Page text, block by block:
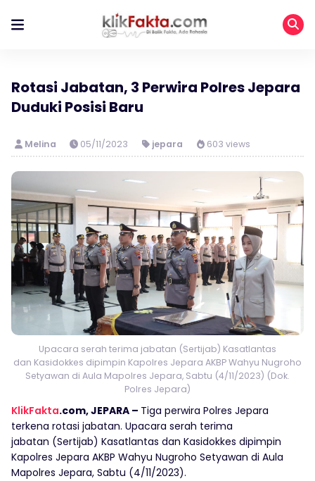
Rotasi Jabatan, 3 Perwira Polres Jepara
Duduki Posisi Baru
Melina 05/11/2023 jepara 603 views
Upacara serah terima jabatan (Sertijab) Kasatlantas
dan Kasidokkes dipimpin Kapolres Jepara AKBP Wahyu Nugroho
Setyawan di Aula Mapolres Jepara, Sabtu (4/11/2023) (Dok.
Polres Jepara)
KlikFakta.com, JEPARA – Tiga perwira Polres Jepara
terkena rotasi jabatan. Upacara serah terima
jabatan (Sertijab) Kasatlantas dan Kasidokkes dipimpin
Kapolres Jepara AKBP Wahyu Nugroho Setyawan di Aula
Mapolres Jepara, Sabtu (4/11/2023).